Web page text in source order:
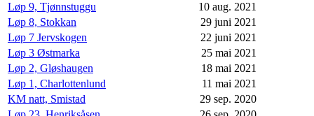
Løp 9, Tjønnstuggu
10 aug. 2021
Løp 8, Stokkan
29 juni 2021
Løp 7 Jervskogen
22 juni 2021
Løp 3 Østmarka
25 mai 2021
Løp 2, Gløshaugen
18 mai 2021
Løp 1, Charlottenlund
11 mai 2021
KM natt, Smistad
29 sep. 2020